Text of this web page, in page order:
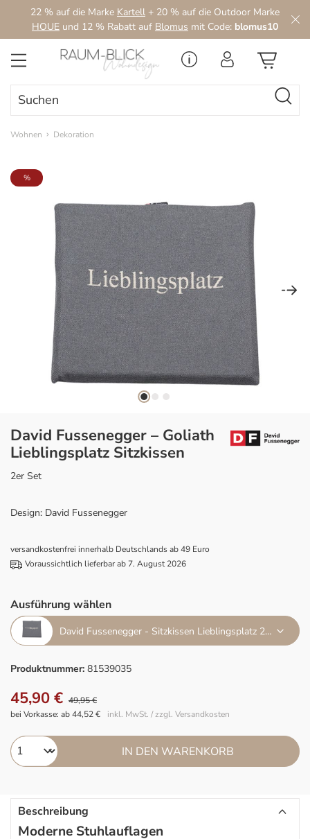
Zum Hauptinhalt springen
22 % auf die Marke Kartell + 20 % auf die Outdoor Marke
HOUE und 12 % Rabatt auf Blomus mit Code: blomus10
Wohnen Dekoration
Bildergalerie überspringen
%
David Fussenegger – Goliath
Lieblingsplatz Sitzkissen
2er Set
Design: David Fussenegger
versandkostenfrei innerhalb Deutschlands ab 49 Euro
Voraussichtlich lieferbar ab 7. August 2026
Ausführung wählen
David Fussenegger - Sitzkissen Lieblingsplatz 2er Set grau
Produktnummer: 81539035
45,90 € 49,95 €
inkl. MwSt. / zzgl. Versandkosten
bei Vorkasse: ab 44,52 €
IN DEN WARENKORB
Beschreibung
Moderne Stuhlauflagen